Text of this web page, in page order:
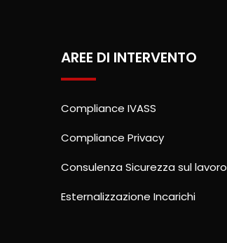
AREE DI INTERVENTO
Compliance IVASS
Compliance Privacy
Consulenza Sicurezza sul lavoro
Esternalizzazione Incarichi